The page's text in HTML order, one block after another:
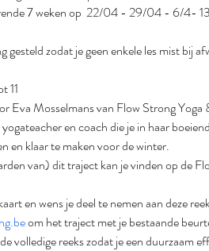
7 weken op  22/04 - 29/04 - 6/
gesteld zodat je geen enkele les mist bij
11
Eva Mosselmans van Flow Strong Yoga
en coach die je in haar
en klaar te maken voor de winter.
van) dit traject kan je vinden op de
en wens je deel te nemen aan deze
om het traject met je bestaande
volledige reeks zodat je een duurzaam